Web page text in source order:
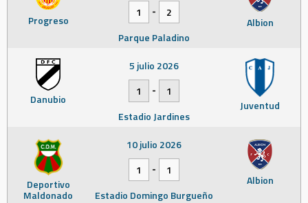
Progreso Albion
1
-
2
Parque Paladino
Danubio Juventud
5 julio 2026
1
-
1
Estadio Jardines
Deportivo
Maldonado
Albion
10 julio 2026
1
-
1
Estadio Domingo Burgueño